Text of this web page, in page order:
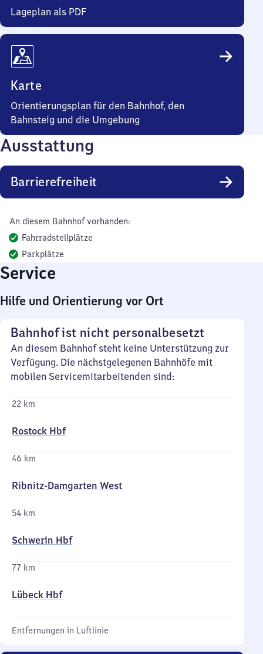
Lageplan als PDF
Karte
Orientierungsplan für den Bahnhof, den
Bahnsteig und die Umgebung
Ausstattung
Barrierefreiheit
An diesem Bahnhof vorhanden:
Fahrradstellplätze
Parkplätze
Service
Hilfe und Orientierung vor Ort
Bahnhof ist nicht personalbesetzt
An diesem Bahnhof steht keine Unterstützung zur
Verfügung. Die nächstgelegenen Bahnhöfe mit
mobilen Servicemitarbeitenden sind:
22 km
Rostock Hbf
46 km
Ribnitz-Damgarten West
54 km
Schwerin Hbf
77 km
Lübeck Hbf
Entfernungen in Luftlinie